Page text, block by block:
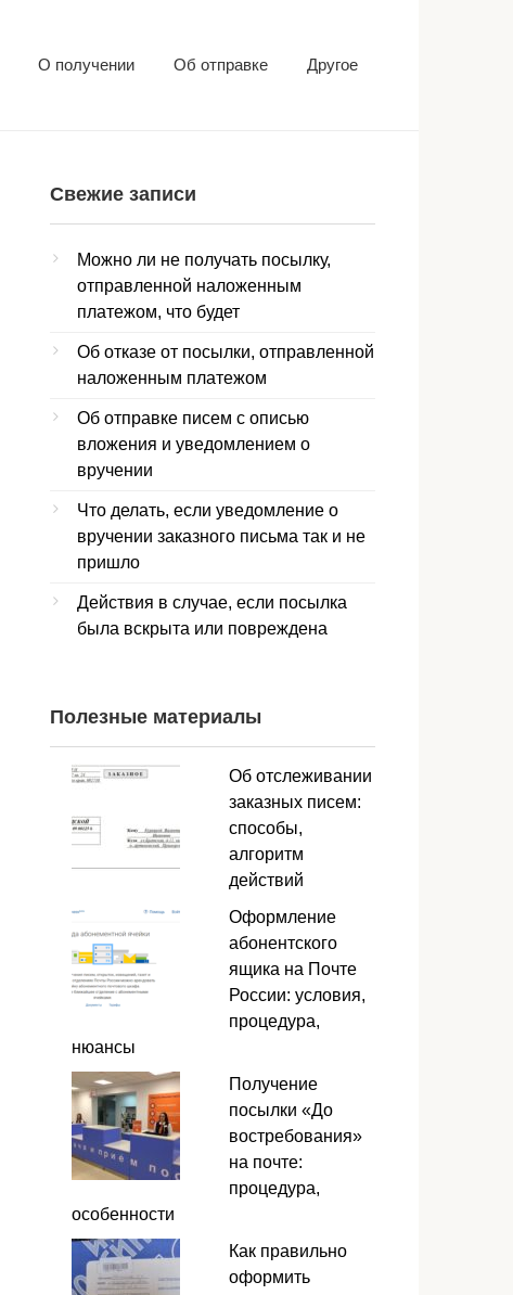
О получении Об отправке Другое
Свежие записи
Можно ли не получать посылку,
отправленной наложенным
платежом, что будет
Об отказе от посылки, отправленной
наложенным платежом
Об отправке писем с описью
вложения и уведомлением о
вручении
Что делать, если уведомление о
вручении заказного письма так и не
пришло
Действия в случае, если посылка
была вскрыта или повреждена
Полезные материалы
Об отслеживании
заказных писем:
способы,
алгоритм
действий
Оформление
абонентского
ящика на Почте
России: условия,
процедура,
нюансы
Получение
посылки «До
востребования»
на почте:
процедура,
особенности
Как правильно
оформить